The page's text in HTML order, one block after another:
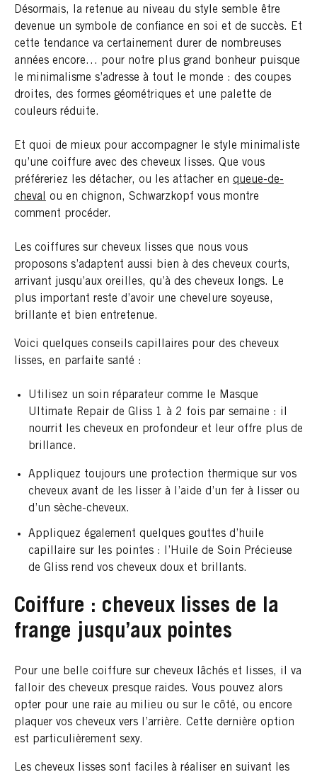
Désormais, la retenue au niveau du style semble être
devenue un symbole de confiance en soi et de succès. Et
cette tendance va certainement durer de nombreuses
années encore… pour notre plus grand bonheur puisque
le minimalisme s’adresse à tout le monde : des coupes
droites, des formes géométriques et une palette de
couleurs réduite.
Et quoi de mieux pour accompagner le style minimaliste
qu’une coiffure avec des cheveux lisses. Que vous
préféreriez les détacher, ou les attacher en queue-de-
cheval ou en chignon, Schwarzkopf vous montre
comment procéder.
Les coiffures sur cheveux lisses que nous vous
proposons s’adaptent aussi bien à des cheveux courts,
arrivant jusqu’aux oreilles, qu’à des cheveux longs. Le
plus important reste d’avoir une chevelure soyeuse,
brillante et bien entretenue.
Voici quelques conseils capillaires pour des cheveux
lisses, en parfaite santé :
Utilisez un soin réparateur comme le Masque
Ultimate Repair de Gliss 1 à 2 fois par semaine : il
nourrit les cheveux en profondeur et leur offre plus de
brillance.
Appliquez toujours une protection thermique sur vos
cheveux avant de les lisser à l’aide d’un fer à lisser ou
d’un sèche-cheveux.
Appliquez également quelques gouttes d’huile
capillaire sur les pointes : l’Huile de Soin Précieuse
de Gliss rend vos cheveux doux et brillants.
Coiffure : cheveux lisses de la
frange jusqu’aux pointes
Pour une belle coiffure sur cheveux lâchés et lisses, il va
falloir des cheveux presque raides. Vous pouvez alors
opter pour une raie au milieu ou sur le côté, ou encore
plaquer vos cheveux vers l’arrière. Cette dernière option
est particulièrement sexy.
Les cheveux lisses sont faciles à réaliser en suivant les